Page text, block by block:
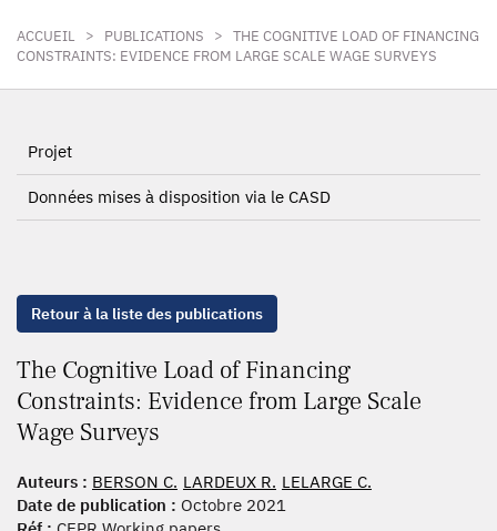
ACCUEIL > PUBLICATIONS > THE COGNITIVE LOAD OF FINANCING
CONSTRAINTS: EVIDENCE FROM LARGE SCALE WAGE SURVEYS
Projet
Données mises à disposition via le CASD
Retour à la liste des publications
The Cognitive Load of Financing
Constraints: Evidence from Large Scale
Wage Surveys
Auteurs : BERSON C. LARDEUX R. LELARGE C.
Date de publication : Octobre 2021